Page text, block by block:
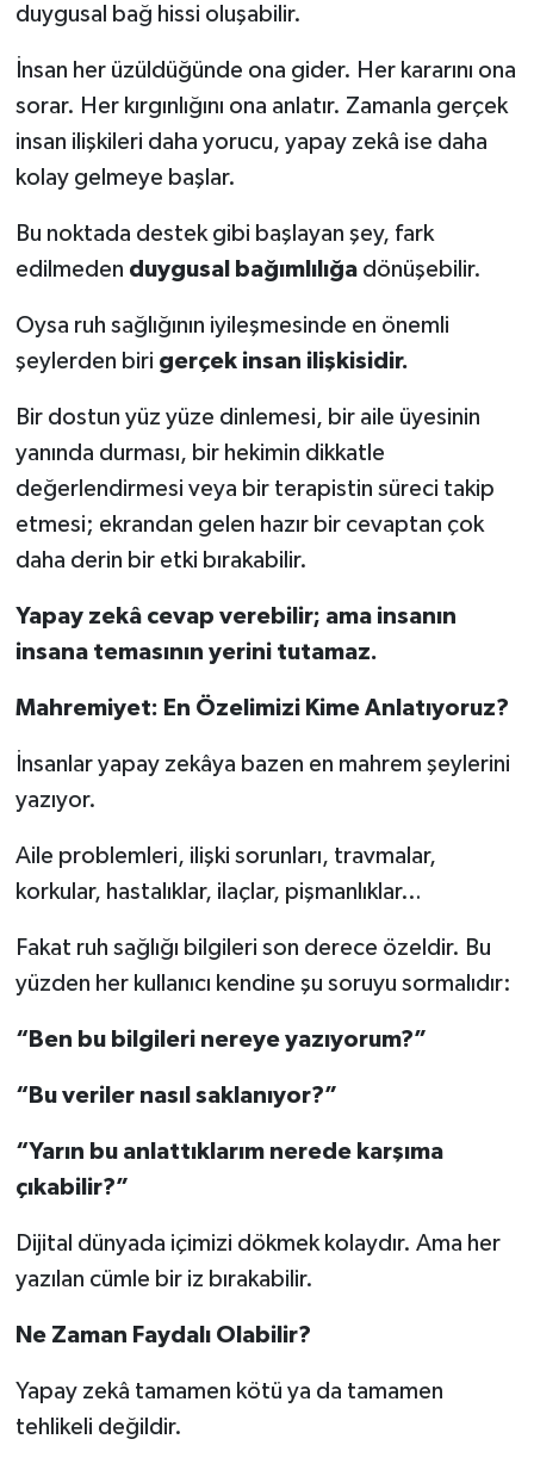
duygusal bağ hissi oluşabilir.
İnsan her üzüldüğünde ona gider. Her kararını ona
sorar. Her kırgınlığını ona anlatır. Zamanla gerçek
insan ilişkileri daha yorucu, yapay zekâ ise daha
kolay gelmeye başlar.
Bu noktada destek gibi başlayan şey, fark
edilmeden duygusal bağımlılığadönüşebilir.
Oysa ruh sağlığının iyileşmesinde en önemli
şeylerden biri gerçek insan ilişkisidir.
Bir dostun yüz yüze dinlemesi, bir aile üyesinin
yanında durması, bir hekimin dikkatle
değerlendirmesi veya bir terapistin süreci takip
etmesi; ekrandan gelen hazır bir cevaptan çok
daha derin bir etki bırakabilir.
Yapay zekâ cevap verebilir; ama insanın
insana temasının yerini tutamaz.
Mahremiyet: En Özelimizi Kime Anlatıyoruz?
İnsanlar yapay zekâya bazen en mahrem şeylerini
yazıyor.
Aile problemleri, ilişki sorunları, travmalar,
korkular, hastalıklar, ilaçlar, pişmanlıklar…
Fakat ruh sağlığı bilgileri son derece özeldir. Bu
yüzden her kullanıcı kendine şu soruyu sormalıdır:
“Ben bu bilgileri nereye yazıyorum?”
“Bu veriler nasıl saklanıyor?”
“Yarın bu anlattıklarım nerede karşıma
çıkabilir?”
Dijital dünyada içimizi dökmek kolaydır. Ama her
yazılan cümle bir iz bırakabilir.
Ne Zaman Faydalı Olabilir?
Yapay zekâ tamamen kötü ya da tamamen
tehlikeli değildir.